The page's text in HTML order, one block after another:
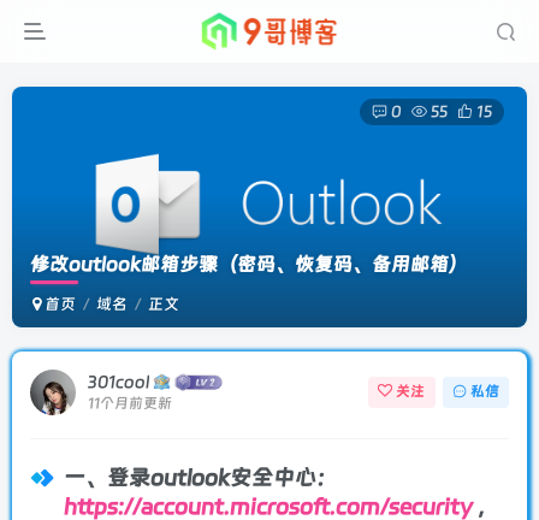
修改outlook邮箱步骤（密码、恢复码、备用邮箱）
首页 域名 正文
0 55 15
301cool
11个月前更新
关注 私信
一、 登录outlook安全中心：
https://account.microsoft.com/security，